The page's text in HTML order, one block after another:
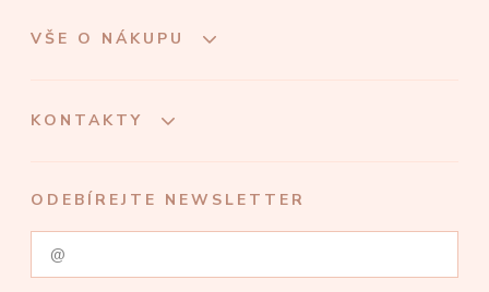
VŠE O NÁKUPU
KONTAKTY
ODEBÍREJTE NEWSLETTER